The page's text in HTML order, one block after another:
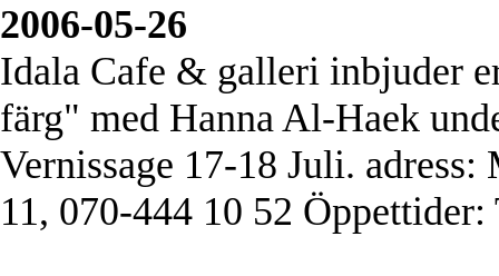
2006-05-26
Idala Cafe & galleri inbjuder
färg" med Hanna Al-Haek
Vernissage 17-18 Juli.
11, 070-444 10 52